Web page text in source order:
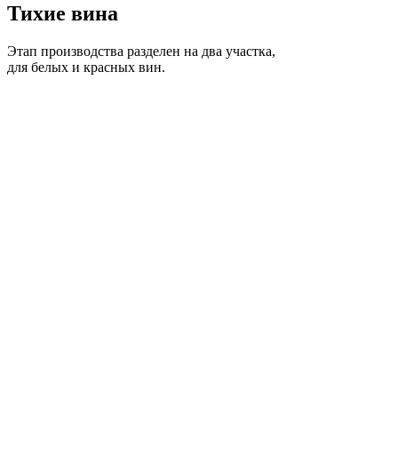
Тихие вина
Этап производства разделен на два участка,
для белых и красных вин.